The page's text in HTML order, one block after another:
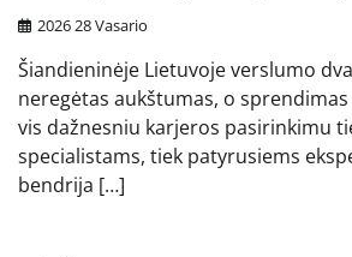
2026 28 Vasario
Šiandieninėje Lietuvoje verslumo
neregėtas aukštumas, o
vis dažnesniu karjeros pasirinkimu
specialistams, tiek patyrusiems
bendrija […]